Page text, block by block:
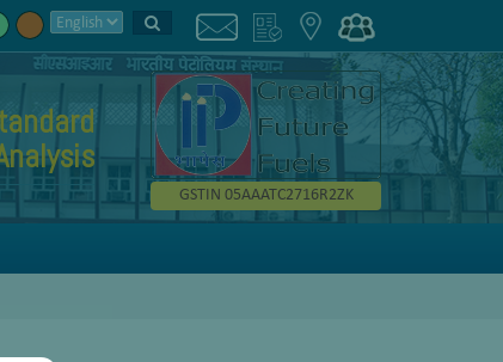
GSTIN 05AAATC2716R2ZK